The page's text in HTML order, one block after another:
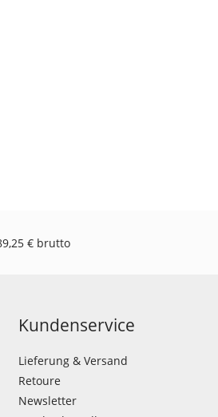
€ brutto
Kundenservice
Lieferung & Versand
Retoure
Newsletter